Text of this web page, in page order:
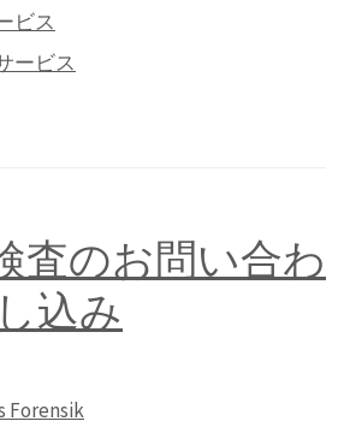
ビス
ービス
査のお問い合わ
込み
Forensik